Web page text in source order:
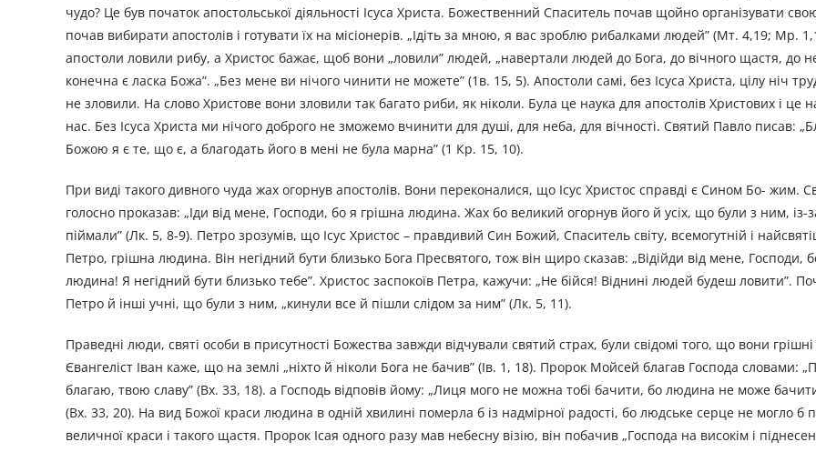
чудо? Це був початок апостольської діяльності Ісуса Христа. Божественний Спаситель почав щойно організувати
почав вибирати апостолів і готувати їх на місіонерів. „Ідіть за мною, я вас зроблю рибалками людей” (Мт. 4,19; Мр.
апостоли ловили рибу, а Христос бажає, щоб вони „ловили” людей, „навертали людей до Бога, до вічного щастя, до
конечна є ласка Божа”. „Без мене ви нічого чинити не можете” (1в. 15, 5). Апостоли самі, без Ісуса Христа, цілу ніч
не зловили. На слово Христове вони зловили так багато риби, як ніколи. Була це наука для апостолів Христових і це
нас. Без Ісуса Христа ми нічого доброго не зможемо вчинити для душі, для неба, для вічності. Святий Павло писав:
Божою я є те, що є, а благодать його в мені не була марна” (1 Кр. 15, 10).
При виді такого дивного чуда жах огорнув апостолів. Вони переконалися, що Ісус Христос справді є Сином Бо- жим.
голосно проказав: „Іди від мене, Господи, бо я грішна людина. Жах бо великий огорнув його й усіх, що були з ним, із-
піймали” (Лк. 5, 8-9). Петро зрозумів, що Ісус Христос – правдивий Син Божий, Спаситель світу, всемогутній і
Петро, грішна людина. Він негідний бути близько Бога Пресвятого, тож він щиро сказав: „Відійди від мене, Господи,
людина! Я негідний бути близько тебе”. Христос заспокоїв Петра, кажучи: „Не бійся! Віднині людей будеш ловити”.
Петро й інші учні, що були з ним, „кинули все й пішли слідом за ним” (Лк. 5, 11).
Праведні люди, святі особи в присутності Божества завжди відчували святий страх, були свідомі того, що вони
Євангеліст Іван каже, що на землі „ніхто й ніколи Бога не бачив” (Ів. 1, 18). Пророк Мойсей благав Господа словами:
благаю, твою славу” (Вх. 33, 18). а Господь відповів йому: „Лиця мого не можна тобі бачити, бо людина не може
(Вх. 33, 20). На вид Божої краси людина в одній хвилині померла б із надмірної радості, бо людське серце не могло б
величної краси і такого щастя. Пророк Ісая одного разу мав небесну візію, він побачив „Господа на високім і